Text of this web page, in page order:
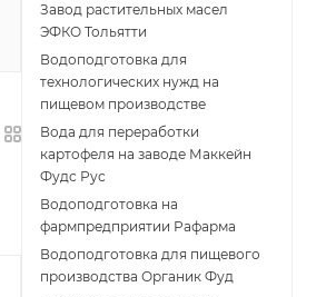
Завод растительных масел
ЭФКО Тольятти
Водоподготовка для
технологических нужд на
пищевом производстве
Вода для переработки
картофеля на заводе Маккейн
Фудс Рус
Водоподготовка на
фармпредприятии Рафарма
Водоподготовка для пищевого
производства Органик Фуд